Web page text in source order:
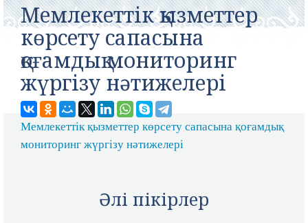
Мемлекеттік қызметтер
көрсету сапасына
қоғамдық мониторинг
жүргізу нәтижелері
Мемлекеттік қызметтер көрсету сапасына қоғамдық
мониторинг жүргізу нәтижелері
Әлі пікірлер